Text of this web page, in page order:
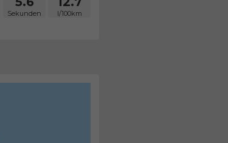
Sekunden l/100km